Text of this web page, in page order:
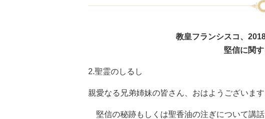
教皇フランシスコ、
堅信に関
2.聖霊のしるし
親愛なる兄弟姉妹の皆さん、おはようございます
堅信の秘跡もしくは聖香油の注ぎについて講